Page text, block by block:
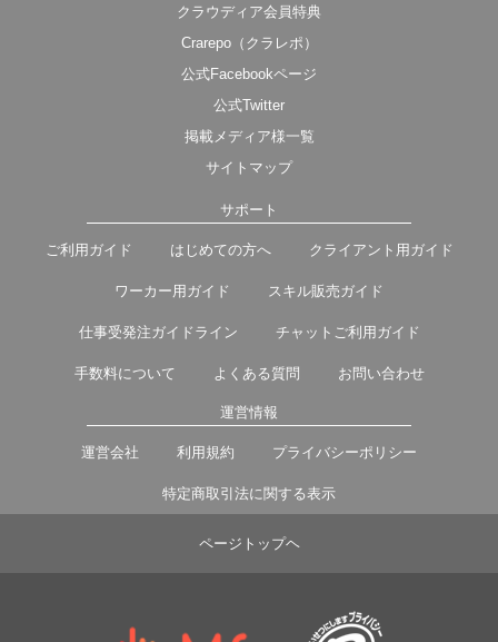
クラウディア会員特典
Crarepo（クラレポ）
公式Facebookページ
公式Twitter
掲載メディア様一覧
サイトマップ
サポート
ご利用ガイド はじめての方へ クライアント用ガイド
ワーカー用ガイド スキル販売ガイド
仕事受発注ガイドライン チャットご利用ガイド
手数料について よくある質問 お問い合わせ
運営情報
運営会社 利用規約 プライバシーポリシー
特定商取引法に関する表示
ページトップヘ